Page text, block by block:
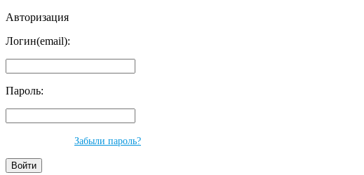
Авторизация
Логин(email):
Пароль:
Забыли пароль?